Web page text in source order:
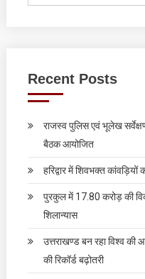
Recent Posts
राजस्व पुलिस एवं भूलेख
बैठक आयोजित
हरिद्वार में शिवभक्त कांवड़ियों
पुरकुल में 17.80 करोड़ की
शिलान्यास
उत्तराखण्ड बन रहा विश्व की
की रिकॉर्ड बढ़ोतरी